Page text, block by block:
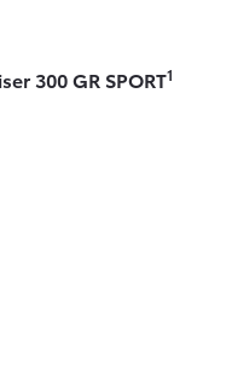
300 GR SPORT1